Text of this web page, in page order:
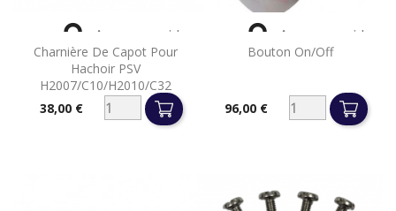
Charnière De Capot Pour
Hachoir PSV
H2007/C10/H2010/C32
Prix38,00 €
 Aperçu rapide
Bouton On/off
Prix96,00 €
 Aperçu rapide